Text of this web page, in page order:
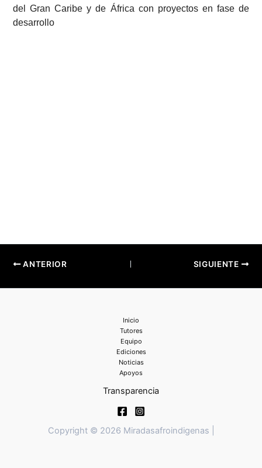
del Gran Caribe y de África con proyectos en fase de
desarrollo
ANTERIOR SIGUIENTE
Inicio
Tutores
Equipo
Ediciones
Noticias
Apoyos
Transparencia
Copyright © 2026 Miradasafroindigenas |